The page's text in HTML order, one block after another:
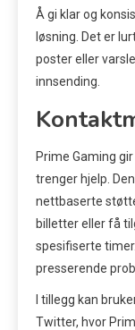
Å gi klar og
løsning. Det er
poster eller
innsending.
Prime Gaming
trenger hjelp.
nettbaserte
billetter eller få
spesifiserte
presserende
I tillegg kan
Twitter, hvor